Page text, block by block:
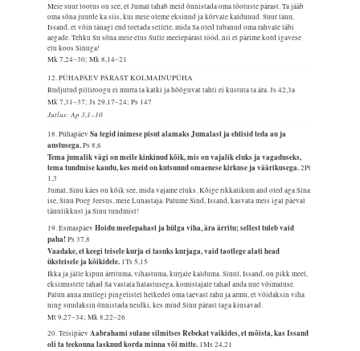
Meie suur lootus on see, et Jumal tahab meid õnnistada oma tõotuste pärast. Ta jääb
oma sõna juurde ka siis, kui meie oleme eksinud ja kõrvale kaldunud. Suur tänu,
Issand, et võin tänagi end toetada sellele, mida Sa oled lubanud oma rahvale läbi
aegade. Tehku Su sõna meie elus Sulle meelepärast tööd, nii et pärime kord igavese
elu koos Sinuga!
Mk 7,24–30; Mk 8,14–21
12. PÜHAPÄEV PÄRAST KOLMAINUPÜHA
Rudjutud pilliroogu ei murra ta katki ja hõõguvat tahti ei kustuta ta ära.Js 42,3a
Mk 7,31–37; Js 29,17–24; Ps 147
Jutlus: Ap 3,1–10
18. PühapäevSa tegid inimese pisut alamaks Jumalast ja ehtisid teda au ja
austusega.Ps 8,6
Tema jumalik vägi on meile kinkinud kõik, mis on vajalik eluks ja vagaduseks,
tema tundmise kaudu, kes meid on kutsunud omaenese kirkuse ja väärikusega.2Pt
1,3
Jumal, Sinu käes on kõik see, mida vajame eluks. Kõige rikkalikum and oled aga Sina
ise, Sinu Poeg Jeesus, meie Lunastaja. Palume Sind, Issand, kasvata meis igal päeval
tänulikkust ja Sinu tundmist!
19. EsmaspäevHoidu meelepahast ja hülga viha, ära ärritu; sellest tuleb vaid
paha!Ps 37,8
Vaadake, et keegi teisele kurja ei tasuks kurjaga, vaid taotlege alati head
üksteisele ja kõikidele. 1Ts 5,15
Ikka ja jälle kipun ärrituma, vihastuma, kurjale kalduma. Sinul, Issand, on pikk meel,
eksimustele tahad Sa vastata halastusega, komistajale tahad anda uue võimaluse.
Palun anna mullegi pingelistel hetkedel oma taevast rahu ja armu, et võidaksin viha
ning suudaksin õnnistada neidki, kes mind Sinu pärast taga kiusavad.
Mt 9,27–34; Mk 8,22–26
20. TeisipäevAabrahami sulane silmitses Rebekat vaikides, et mõista, kas Issand
oli ta teekonna lasknud korda minna või mitte. 1Ms 24,21